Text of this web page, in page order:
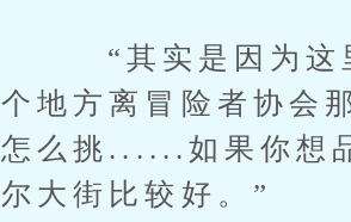
“其实是因为这里
个地方离冒险者协会
怎么挑......如果你想
尔大街比较好。”